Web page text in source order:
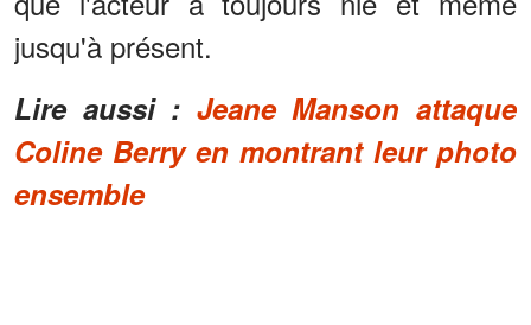
jusqu'à présent.
Lire aussi : Jeane Manson attaque
Coline Berry en montrant leur photo
ensemble